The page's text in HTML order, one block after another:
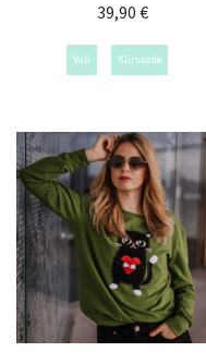
39,90 €
Vali Kiirvaade